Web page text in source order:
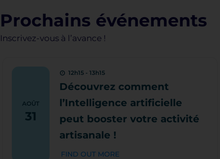
Prochains événements
Inscrivez-vous à l’avance !
AOÛT
31
12h15 - 13h15
Découvrez comment
l’Intelligence artificielle
peut booster votre activité
artisanale !
FIND OUT MORE